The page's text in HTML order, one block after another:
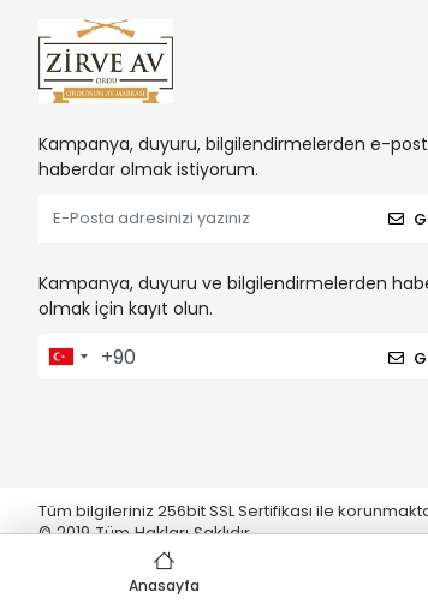
Kampanya, duyuru, bilgilendirmelerden e-
haberdar olmak istiyorum.
Kampanya, duyuru ve bilgilendirmelerden
olmak için kayıt olun.
Tüm bilgileriniz 256bit SSL Sertifikası ile
© 2019Tüm Hakları Saklıdır
Anasayfa